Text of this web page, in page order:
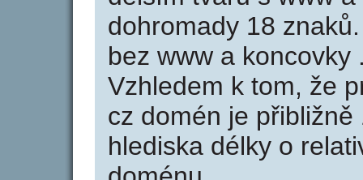
dohromady 18
bez www a koncovky
Vzhledem k tom, že
cz domén je
hlediska délky o